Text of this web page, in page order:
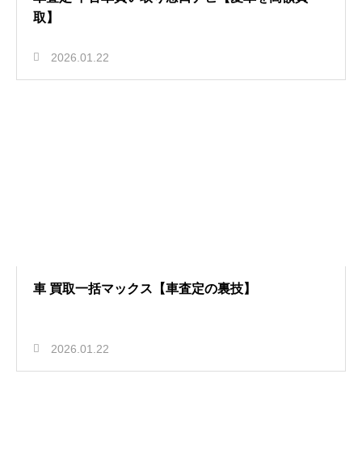
取】
2026.01.22
車 買取一括マックス【車査定の裏技】
2026.01.22